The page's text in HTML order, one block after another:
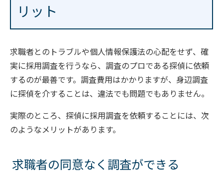
リット
求職者とのトラブルや個人情報保護法の心配をせず、確
実に採用調査を行うなら、調査のプロである探偵に依頼
するのが最善です。調査費用はかかりますが、身辺調査
に探偵を介することは、違法でも問題でもありません。
実際のところ、探偵に採用調査を依頼することには、次
のようなメリットがあります。
求職者の同意なく調査ができる